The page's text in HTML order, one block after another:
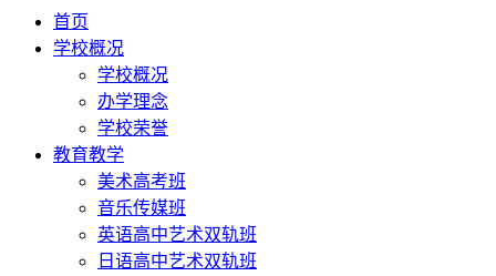
首页
学校概况
学校概况
办学理念
学校荣誉
教育教学
美术高考班
音乐传媒班
英语高中艺术双轨班
日语高中艺术双轨班